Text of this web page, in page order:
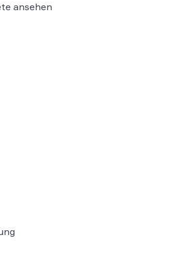
ansehen